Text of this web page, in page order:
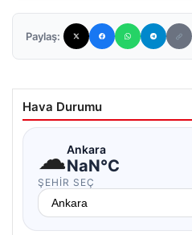
Paylaş:
Hava Durumu
☁Ankara
NaN°C
ŞEHIR SEÇ